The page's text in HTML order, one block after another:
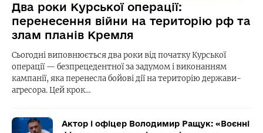
Два роки Курської операції:
перенесення війни на територію рф та
злам планів Кремля
Сьогодні виповнюється два роки від початку Курської
операції — безпрецедентної за задумом і виконанням
кампанії, яка перенесла бойові дії на територію держави-
агресора. Цей крок…
Актор і офіцер Володимир Ращук: «Воєнні